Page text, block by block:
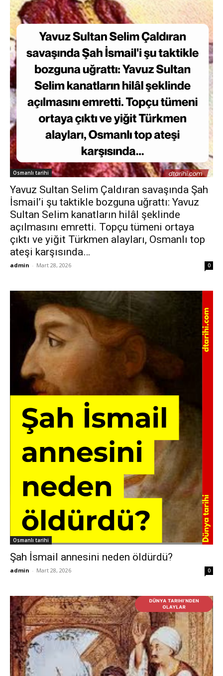
Osmanlı tarihi
Yavuz Sultan Selim Çaldıran savaşında Şah
İsmail’i şu taktikle bozguna uğrattı: Yavuz
Sultan Selim kanatların hilâl şeklinde
açılmasını emretti. Topçu tümeni ortaya
çıktı ve yiğit Türkmen alayları, Osmanlı top
ateşi karşısında…
admin - Mart 28, 2026 0
Osmanlı tarihi
Şah İsmail annesini neden öldürdü?
admin - Mart 28, 2026 0